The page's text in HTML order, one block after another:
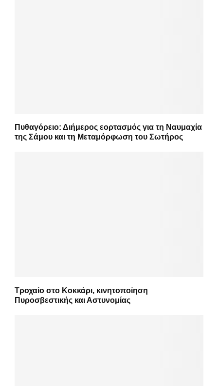
Πυθαγόρειο: Διήμερος εορτασμός για τη Ναυμαχία
της Σάμου και τη Μεταμόρφωση του Σωτήρος
Τροχαίο στο Κοκκάρι, κινητοποίηση
Πυροσβεστικής και Αστυνομίας